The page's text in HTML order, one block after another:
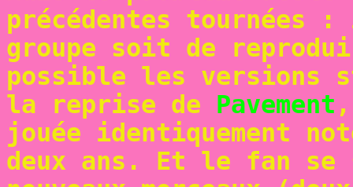
précédentes
groupe soit de
possible les versions
la reprise de Pavement
jouée identiquement
deux ans. Et le fan se